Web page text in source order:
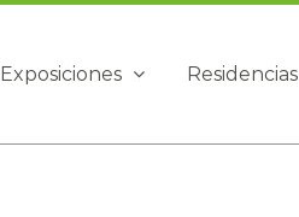
Exposiciones Residencias